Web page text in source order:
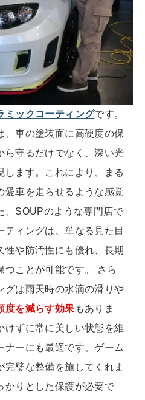
ミックコーティングです。
、車の塗装面に高硬度の保
ら守るだけでなく、深い光
します。これにより、まる
愛車を走らせるような感覚
、SOUPのような専門店で
ィングは、単なる見た目
性や防汚性にも優れ、長期
つことが可能です。 さら
グは雨天時の水滴の滑りや
度を減らす効果 もありま
けずに常に美しい状態を維
ナーにも最適です。ゲーム
璧な整備を施してくれま
かりとした保護が必要で